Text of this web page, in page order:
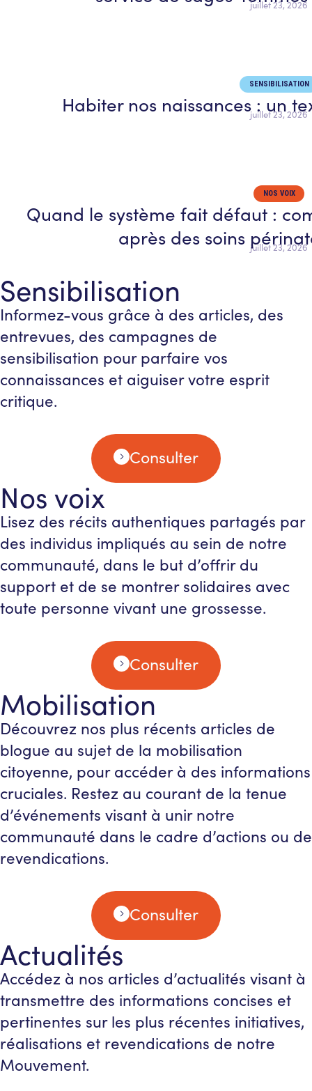
juillet 23, 2026
SENSIBILISATION
Habiter nos naissances : un
juillet 23, 2026
NOS VOIX
Quand le système fait défaut :
après des soinsjuillet 23, 2026
Sensibilisation
Informez-vous grâce à des articles, des
entrevues, des campagnes de
sensibilisation pour parfaire vos
connaissances et aiguiser votre esprit
critique.
Consulter
Nos voix
Lisez des récits authentiques partagés par
des individus impliqués au sein de notre
communauté, dans le but d’offrir du
support et de se montrer solidaires avec
toute personne vivant une grossesse.
Consulter
Mobilisation
Découvrez nos plus récents articles de
blogue au sujet de la mobilisation
citoyenne, pour accéder à des informations
cruciales. Restez au courant de la tenue
d’événements visant à unir notre
communauté dans le cadre d’actions ou de
revendications.
Consulter
Actualités
Accédez à nos articles d’actualités visant à
transmettre des informations concises et
pertinentes sur les plus récentes initiatives,
réalisations et revendications de notre
Mouvement.